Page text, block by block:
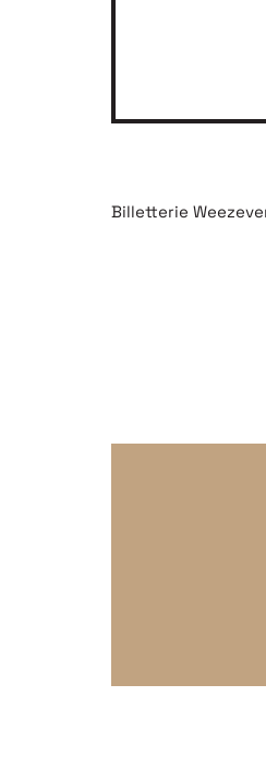
Billetterie